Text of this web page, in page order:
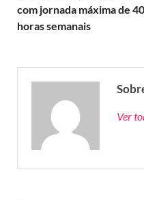
com jornada máxima de 40
horas semanais
Ver